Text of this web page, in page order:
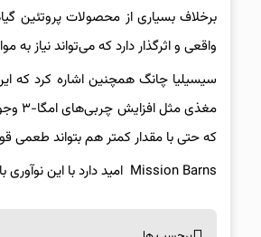
واقعی و اثرگذار دارد که می‌تواند
سیسیلیا چانگ همچنین اشاره کرد که
که حتی با مقدار کمتر هم بتواند
Mission Barns امید دارد با این نوآوری بازار گوشت‌های مصنوعی را متحول کرده و به تولید غذاهای خوشمزه، پایدار و سالم برای آینده کمک کند.